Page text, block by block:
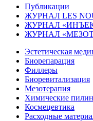
Публикации
ЖУРНАЛ LES
ЖУРНАЛ
ЖУРНАЛ
Эстетическая
Биорепарация
Филлеры
Биоревитализация
Мезотерапия
Химические
Космецевтика
Расходные